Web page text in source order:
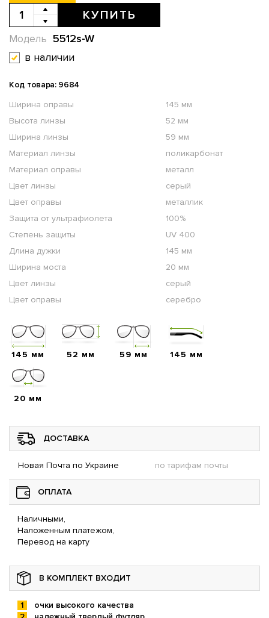
КУПИТЬ
5512s-W
Модель
в наличии
Код товара: 9684
Ширина оправы
145 мм
Высота линзы
52 мм
Ширина линзы
59 мм
Материал линзы
поликарбонат
Материал оправы
металл
Цвет линзы
серый
Цвет оправы
металлик
Защита от ультрафиолета
100%
Степень защиты
UV 400
Длина дужки
145 мм
Ширина моста
20 мм
Цвет линзы
серый
Цвет оправы
серебро
145 мм 52 мм 59 мм 145 мм
20 мм
ДОСТАВКА
Новая Почта по Украине по тарифам почты
ОПЛАТА
Наличными,
Наложенным платежом,
Перевод на карту
В КОМПЛЕКТ ВХОДИТ
очки высокого качества